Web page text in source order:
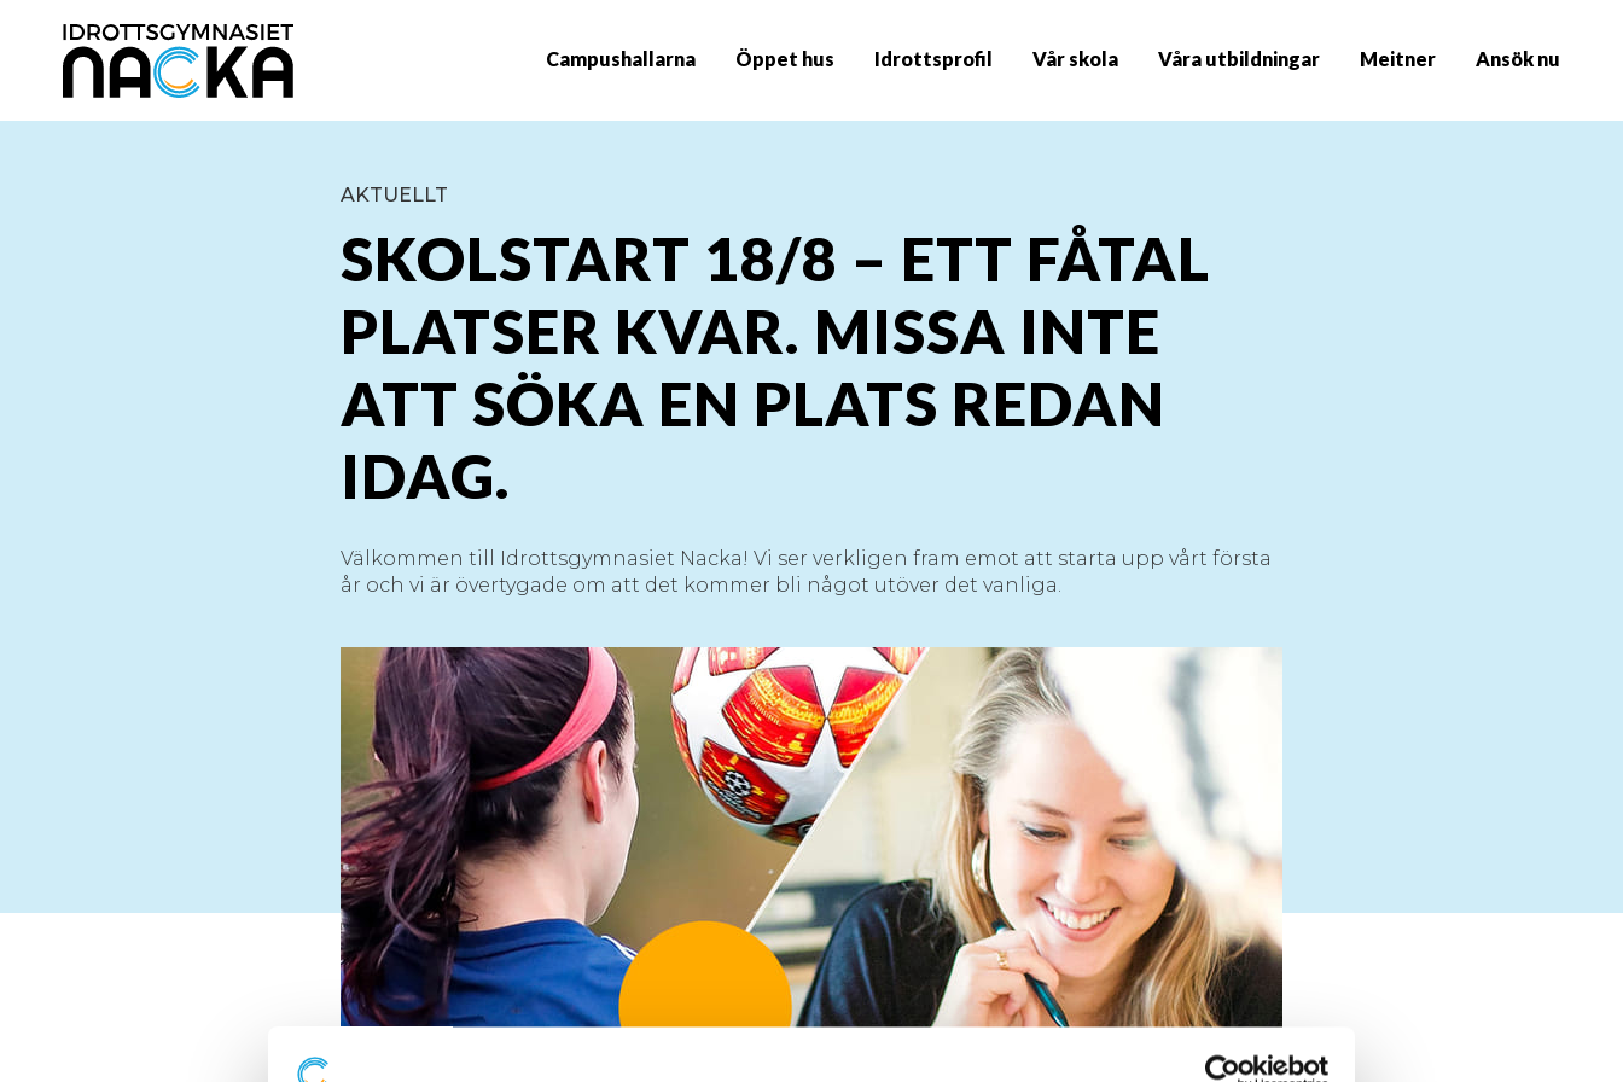
Campushallarna Öppet hus Idrottsprofil Vår skola Våra utbildningar Meitner Ansök nu
AKTUELLT
SKOLSTART 18/8 – ETT FÅTAL
PLATSER KVAR. MISSA INTE
ATT SÖKA EN PLATS REDAN
IDAG.
Välkommen till Idrottsgymnasiet Nacka! Vi ser verkligen fram emot att starta upp vårt första
år och vi är övertygade om att det kommer bli något utöver det vanliga.